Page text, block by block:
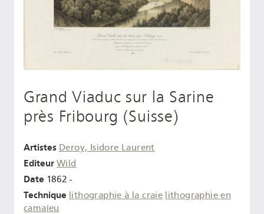
Grand Viaduc sur la Sarine
près Fribourg (Suisse)
Artistes Deroy, Isidore Laurent
Editeur Wild
Date 1862 -
Technique lithographie à la craie lithographie en
camaïeu